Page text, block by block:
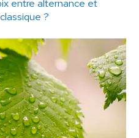
entre alternance et
?